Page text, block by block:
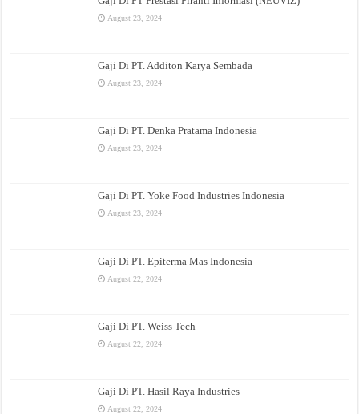
August 23, 2024
Gaji Di PT. Additon Karya Sembada
August 23, 2024
Gaji Di PT. Denka Pratama Indonesia
August 23, 2024
Gaji Di PT. Yoke Food Industries Indonesia
August 23, 2024
Gaji Di PT. Epiterma Mas Indonesia
August 22, 2024
Gaji Di PT. Weiss Tech
August 22, 2024
Gaji Di PT. Hasil Raya Industries
August 22, 2024